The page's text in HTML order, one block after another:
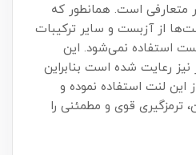
متعارفی است. همانطور که
از آزبست و سایر ترکیبات
استفاده نمی‌شود. این
رعایت شده است بنابراین
این لنت استفاده نموده و
ترمزگیری قوی و مطمئنی را